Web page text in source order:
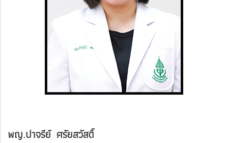
พญ.ปาจรีย์ ศรัยสวัสดิ์